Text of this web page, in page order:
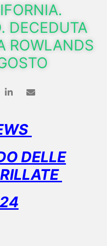
DECEDUTA
ROWLANDS
DELLE